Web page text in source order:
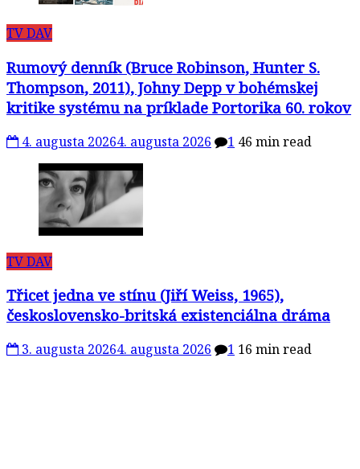
TV DAV
Rumový denník (Bruce Robinson, Hunter S.
Thompson, 2011), Johny Depp v bohémskej
kritike systému na príklade Portorika 60. rokov
4. augusta 20264. augusta 2026 1 46 min read
TV DAV
Třicet jedna ve stínu (Jiří Weiss, 1965),
československo-britská existenciálna dráma
3. augusta 20264. augusta 2026 1 16 min read